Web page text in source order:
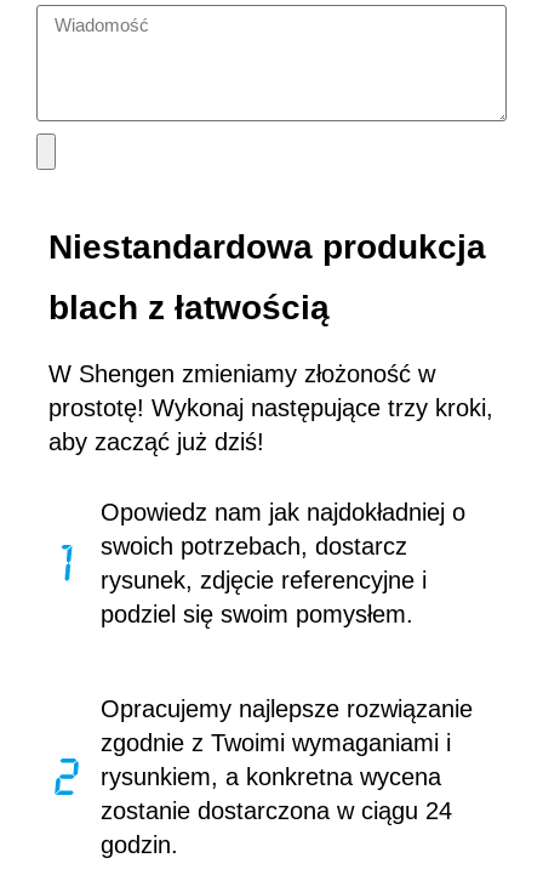
Niestandardowa produkcja
blach z łatwością
W Shengen zmieniamy złożoność w
prostotę! Wykonaj następujące trzy kroki,
aby zacząć już dziś!
Opowiedz nam jak najdokładniej o
swoich potrzebach, dostarcz
rysunek, zdjęcie referencyjne i
podziel się swoim pomysłem.
Opracujemy najlepsze rozwiązanie
zgodnie z Twoimi wymaganiami i
rysunkiem, a konkretna wycena
zostanie dostarczona w ciągu 24
godzin.